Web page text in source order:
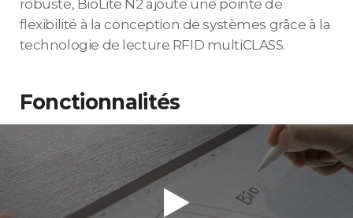
robuste, BioLite N2 ajoute une pointe de
flexibilité à la conception de systèmes grâce à la
technologie de lecture RFID multiCLASS.
Fonctionnalités